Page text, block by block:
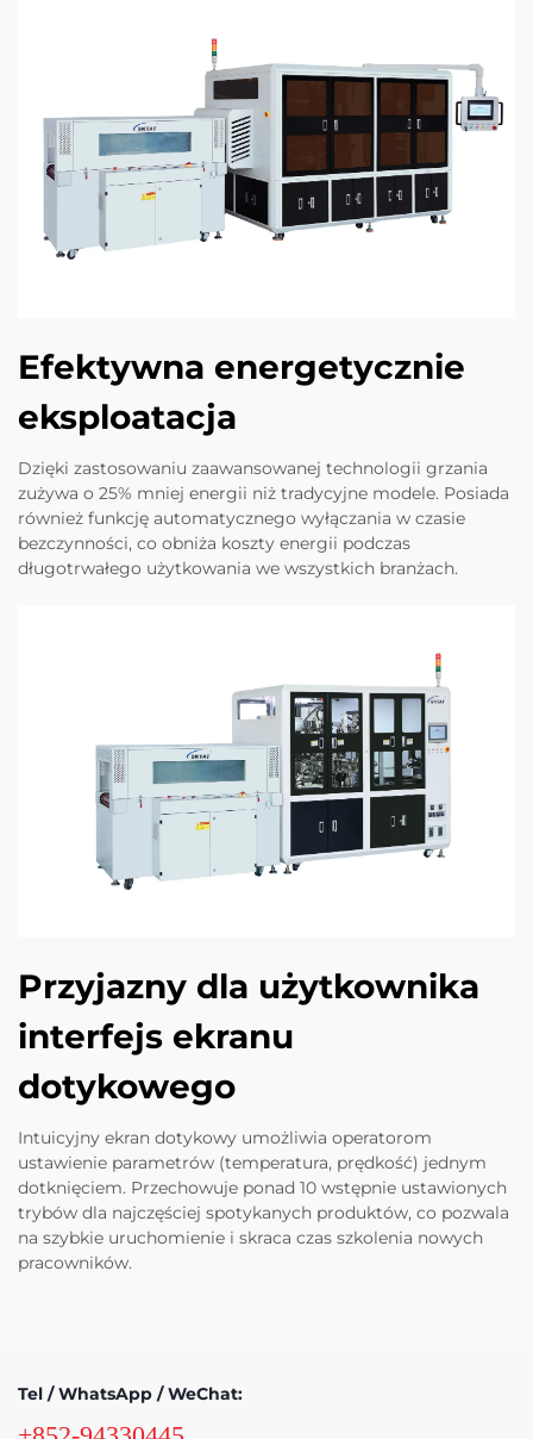
Efektywna energetycznie
eksploatacja
Dzięki zastosowaniu zaawansowanej technologii grzania
zużywa o 25% mniej energii niż tradycyjne modele. Posiada
również funkcję automatycznego wyłączania w czasie
bezczynności, co obniża koszty energii podczas
długotrwałego użytkowania we wszystkich branżach.
Przyjazny dla użytkownika
interfejs ekranu
dotykowego
Intuicyjny ekran dotykowy umożliwia operatorom
ustawienie parametrów (temperatura, prędkość) jednym
dotknięciem. Przechowuje ponad 10 wstępnie ustawionych
trybów dla najczęściej spotykanych produktów, co pozwala
na szybkie uruchomienie i skraca czas szkolenia nowych
pracowników.
Tel / WhatsApp / WeChat: